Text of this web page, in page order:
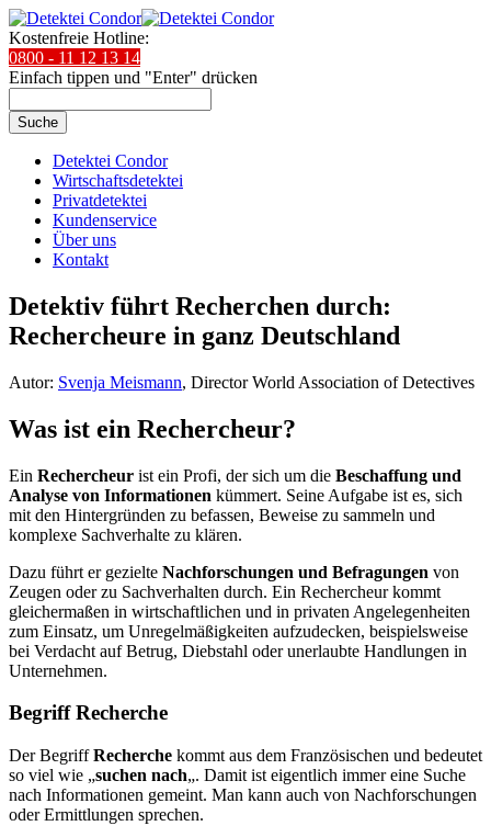
Kostenfreie Hotline:
0800 - 11 12 13 14
Einfach tippen und "Enter" drücken
Suche
Detektei Condor
Wirtschaftsdetektei
Privatdetektei
Kundenservice
Über uns
Kontakt
Detektiv führt Recherchen durch:
Rechercheure in ganz Deutschland
Autor: Svenja Meismann, Director World Association of Detectives
Was ist ein Rechercheur?
Ein Rechercheur ist ein Profi, der sich um die Beschaffung und
Analyse von Informationen kümmert. Seine Aufgabe ist es, sich
mit den Hintergründen zu befassen, Beweise zu sammeln und
komplexe Sachverhalte zu klären.
Dazu führt er gezielte Nachforschungen und Befragungen von
Zeugen oder zu Sachverhalten durch. Ein Rechercheur kommt
gleichermaßen in wirtschaftlichen und in privaten Angelegenheiten
zum Einsatz, um Unregelmäßigkeiten aufzudecken, beispielsweise
bei Verdacht auf Betrug, Diebstahl oder unerlaubte Handlungen in
Unternehmen.
Begriff Recherche
Der BegriffRecherche kommt aus dem Französischen und bedeutet
so viel wie „suchen nach„. Damit ist eigentlich immer eine Suche
nach Informationen gemeint. Man kann auch von Nachforschungen
oder Ermittlungen sprechen.